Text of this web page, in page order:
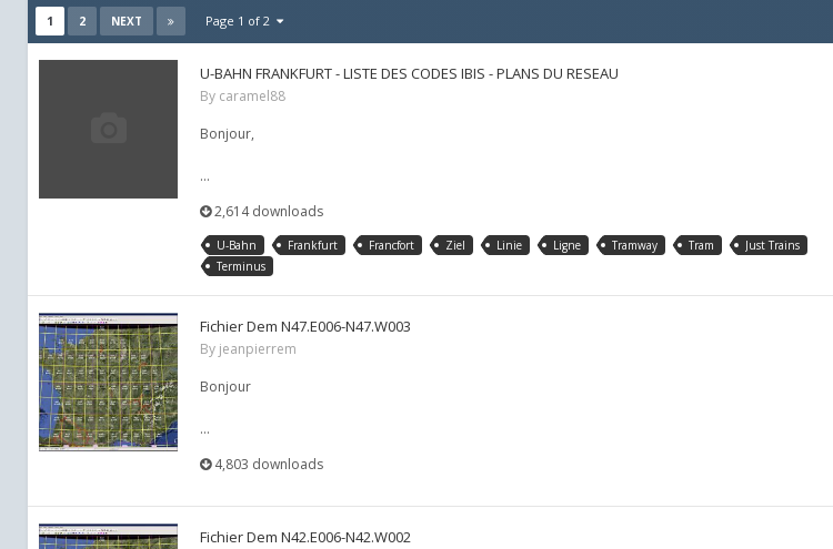
1 2 NEXT Page 1 of 2
U-BAHN FRANKFURT - LISTE DES CODES IBIS - PLANS DU RESEAU
By caramel88
Bonjour,
...
2,614 downloads
U-Bahn Frankfurt Francfort Ziel Linie Ligne Tramway Tram
Just Trains
Terminus
Fichier Dem N47.E006-N47.W003
By jeanpierrem
Bonjour
...
4,803 downloads
Fichier Dem N42.E006-N42.W002